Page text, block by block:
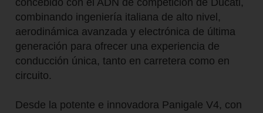
concebido con el ADN de competición de Ducati,
combinando ingeniería italiana de alto nivel,
aerodinámica avanzada y electrónica de última
generación para ofrecer una experiencia de
conducción única, tanto en carretera como en
circuito.
Desde la potente e innovadora Panigale V4, con